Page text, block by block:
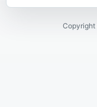
Copyright